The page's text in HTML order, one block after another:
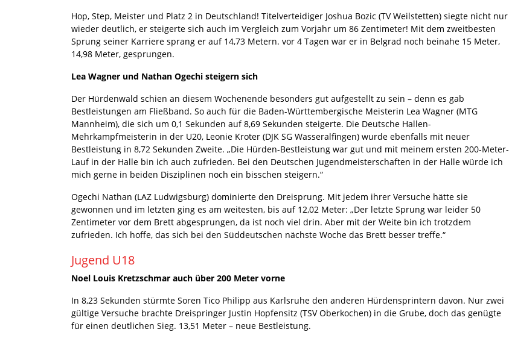
Hop, Step, Meister und Platz 2 in Deutschland! Titelverteidiger Joshua Bozic (TV Weilstetten) siegte nicht nur
wieder deutlich, er steigerte sich auch im Vergleich zum Vorjahr um 86 Zentimeter! Mit dem zweitbesten
Sprung seiner Karriere sprang er auf 14,73 Metern. vor 4 Tagen war er in Belgrad noch beinahe 15 Meter,
14,98 Meter, gesprungen.
Lea Wagner und Nathan Ogechi steigern sich
Der Hürdenwald schien an diesem Wochenende besonders gut aufgestellt zu sein – denn es gab
Bestleistungen am Fließband. So auch für die Baden-Württembergische Meisterin Lea Wagner (MTG
Mannheim), die sich um 0,1 Sekunden auf 8,69 Sekunden steigerte. Die Deutsche Hallen-
Mehrkampfmeisterin in der U20, Leonie Kroter (DJK SG Wasseralfingen) wurde ebenfalls mit neuer
Bestleistung in 8,72 Sekunden Zweite. „Die Hürden-Bestleistung war gut und mit meinem ersten 200-Meter-
Lauf in der Halle bin ich auch zufrieden. Bei den Deutschen Jugendmeisterschaften in der Halle würde ich
mich gerne in beiden Disziplinen noch ein bisschen steigern.“
Ogechi Nathan (LAZ Ludwigsburg) dominierte den Dreisprung. Mit jedem ihrer Versuche hätte sie
gewonnen und im letzten ging es am weitesten, bis auf 12,02 Meter: „Der letzte Sprung war leider 50
Zentimeter vor dem Brett abgesprungen, da ist noch viel drin. Aber mit der Weite bin ich trotzdem
zufrieden. Ich hoffe, das sich bei den Süddeutschen nächste Woche das Brett besser treffe.“
Jugend U18
Noel Louis Kretzschmar auch über 200 Meter vorne
In 8,23 Sekunden stürmte Soren Tico Philipp aus Karlsruhe den anderen Hürdensprintern davon. Nur zwei
gültige Versuche brachte Dreispringer Justin Hopfensitz (TSV Oberkochen) in die Grube, doch das genügte
für einen deutlichen Sieg. 13,51 Meter – neue Bestleistung.